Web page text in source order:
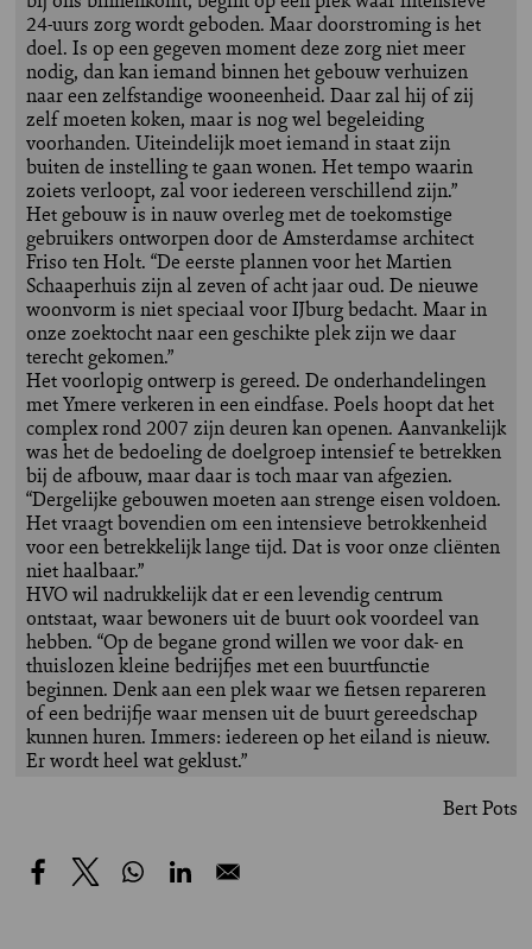
24-uurs zorg wordt geboden. Maar doorstroming is het
doel. Is op een gegeven moment deze zorg niet meer
nodig, dan kan iemand binnen het gebouw verhuizen
naar een zelfstandige wooneenheid. Daar zal hij of zij
zelf moeten koken, maar is nog wel begeleiding
voorhanden. Uiteindelijk moet iemand in staat zijn
buiten de instelling te gaan wonen. Het tempo waarin
zoiets verloopt, zal voor iedereen verschillend zijn.”
Het gebouw is in nauw overleg met de toekomstige
gebruikers ontworpen door de Amsterdamse architect
Friso ten Holt. “De eerste plannen voor het Martien
Schaaperhuis zijn al zeven of acht jaar oud. De nieuwe
woonvorm is niet speciaal voor IJburg bedacht. Maar in
onze zoektocht naar een geschikte plek zijn we daar
terecht gekomen.”
Het voorlopig ontwerp is gereed. De onderhandelingen
met Ymere verkeren in een eindfase. Poels hoopt dat het
complex rond 2007 zijn deuren kan openen. Aanvankelijk
was het de bedoeling de doelgroep intensief te betrekken
bij de afbouw, maar daar is toch maar van afgezien.
“Dergelijke gebouwen moeten aan strenge eisen voldoen.
Het vraagt bovendien om een intensieve betrokkenheid
voor een betrekkelijk lange tijd. Dat is voor onze cliënten
niet haalbaar.”
HVO wil nadrukkelijk dat er een levendig centrum
ontstaat, waar bewoners uit de buurt ook voordeel van
hebben. “Op de begane grond willen we voor dak- en
thuislozen kleine bedrijfjes met een buurtfunctie
beginnen. Denk aan een plek waar we fietsen repareren
of een bedrijfje waar mensen uit de buurt gereedschap
kunnen huren. Immers: iedereen op het eiland is nieuw.
Er wordt heel wat geklust.”
Bert Pots